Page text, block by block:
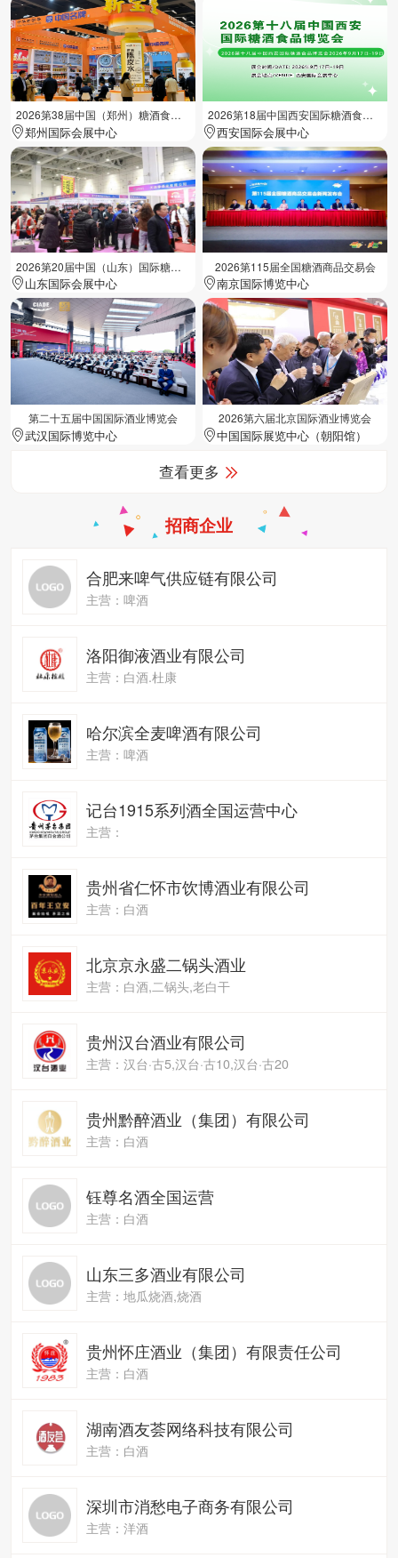
2026第38届中国（郑州）糖酒食品交易会
郑州国际会展中心
2026第18届中国西安国际糖酒食品展览会
西安国际会展中心
2026第20届中国（山东）国际糖酒食品交易会
山东国际会展中心
2026第115届全国糖酒商品交易会
南京国际博览中心
第二十五届中国国际酒业博览会
武汉国际博览中心
2026第六届北京国际酒业博览会
中国国际展览中心（朝阳馆）
查看更多
招商企业
合肥来啤气供应链有限公司
主营：啤酒
洛阳御液酒业有限公司
主营：白酒.杜康
哈尔滨全麦啤酒有限公司
主营：啤酒
记台1915系列酒全国运营中心
主营：
贵州省仁怀市饮博酒业有限公司
主营：白酒
北京京永盛二锅头酒业
主营：白酒,二锅头,老白干
贵州汉台酒业有限公司
主营：汉台·古5,汉台·古10,汉台·古20
贵州黔醉酒业（集团）有限公司
主营：白酒
钰尊名酒全国运营
主营：白酒
山东三多酒业有限公司
主营：地瓜烧酒,烧酒
贵州怀庄酒业（集团）有限责任公司
主营：白酒
湖南酒友荟网络科技有限公司
主营：白酒
深圳市消愁电子商务有限公司
主营：洋酒